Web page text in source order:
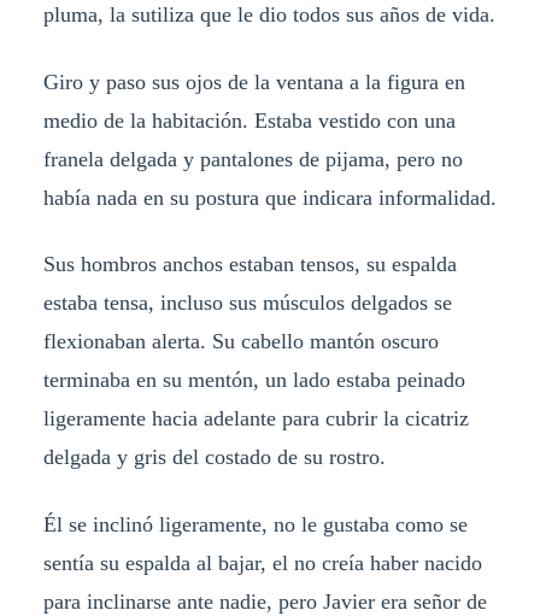
pluma, la sutiliza que le dio todos sus años de vida.
Giro y paso sus ojos de la ventana a la figura en
medio de la habitación. Estaba vestido con una
franela delgada y pantalones de pijama, pero no
había nada en su postura que indicara informalidad.
Sus hombros anchos estaban tensos, su espalda
estaba tensa, incluso sus músculos delgados se
flexionaban alerta. Su cabello mantón oscuro
terminaba en su mentón, un lado estaba peinado
ligeramente hacia adelante para cubrir la cicatriz
delgada y gris del costado de su rostro.
Él se inclinó ligeramente, no le gustaba como se
sentía su espalda al bajar, el no creía haber nacido
para inclinarse ante nadie, pero Javier era señor de